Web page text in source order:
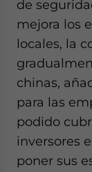
de
mejora los
locales, la
chinas,
para las
podido
inversores
poner sus